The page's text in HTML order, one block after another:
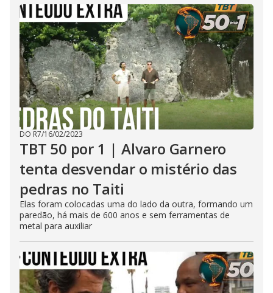
DO R7/16/02/2023
TBT 50 por 1 | Alvaro Garnero
tenta desvendar o mistério das
pedras no Taiti
Elas foram colocadas uma do lado da outra, formando um
paredão, há mais de 600 anos e sem ferramentas de
metal para auxiliar